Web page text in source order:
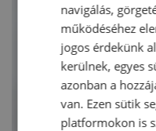
navigálás,
működéséhez
jogos érdekünk
kerülnek, egyes
azonban a
van. Ezen sütik
platformokon is